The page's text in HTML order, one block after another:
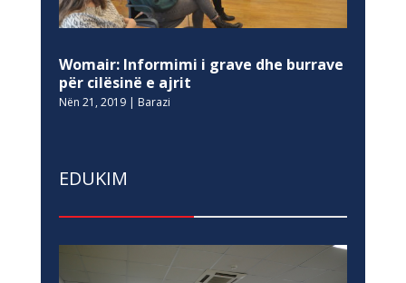
Womair: Informimi i grave dhe burrave
për cilësinë e ajrit
Nën 21, 2019| Barazi
EDUKIM